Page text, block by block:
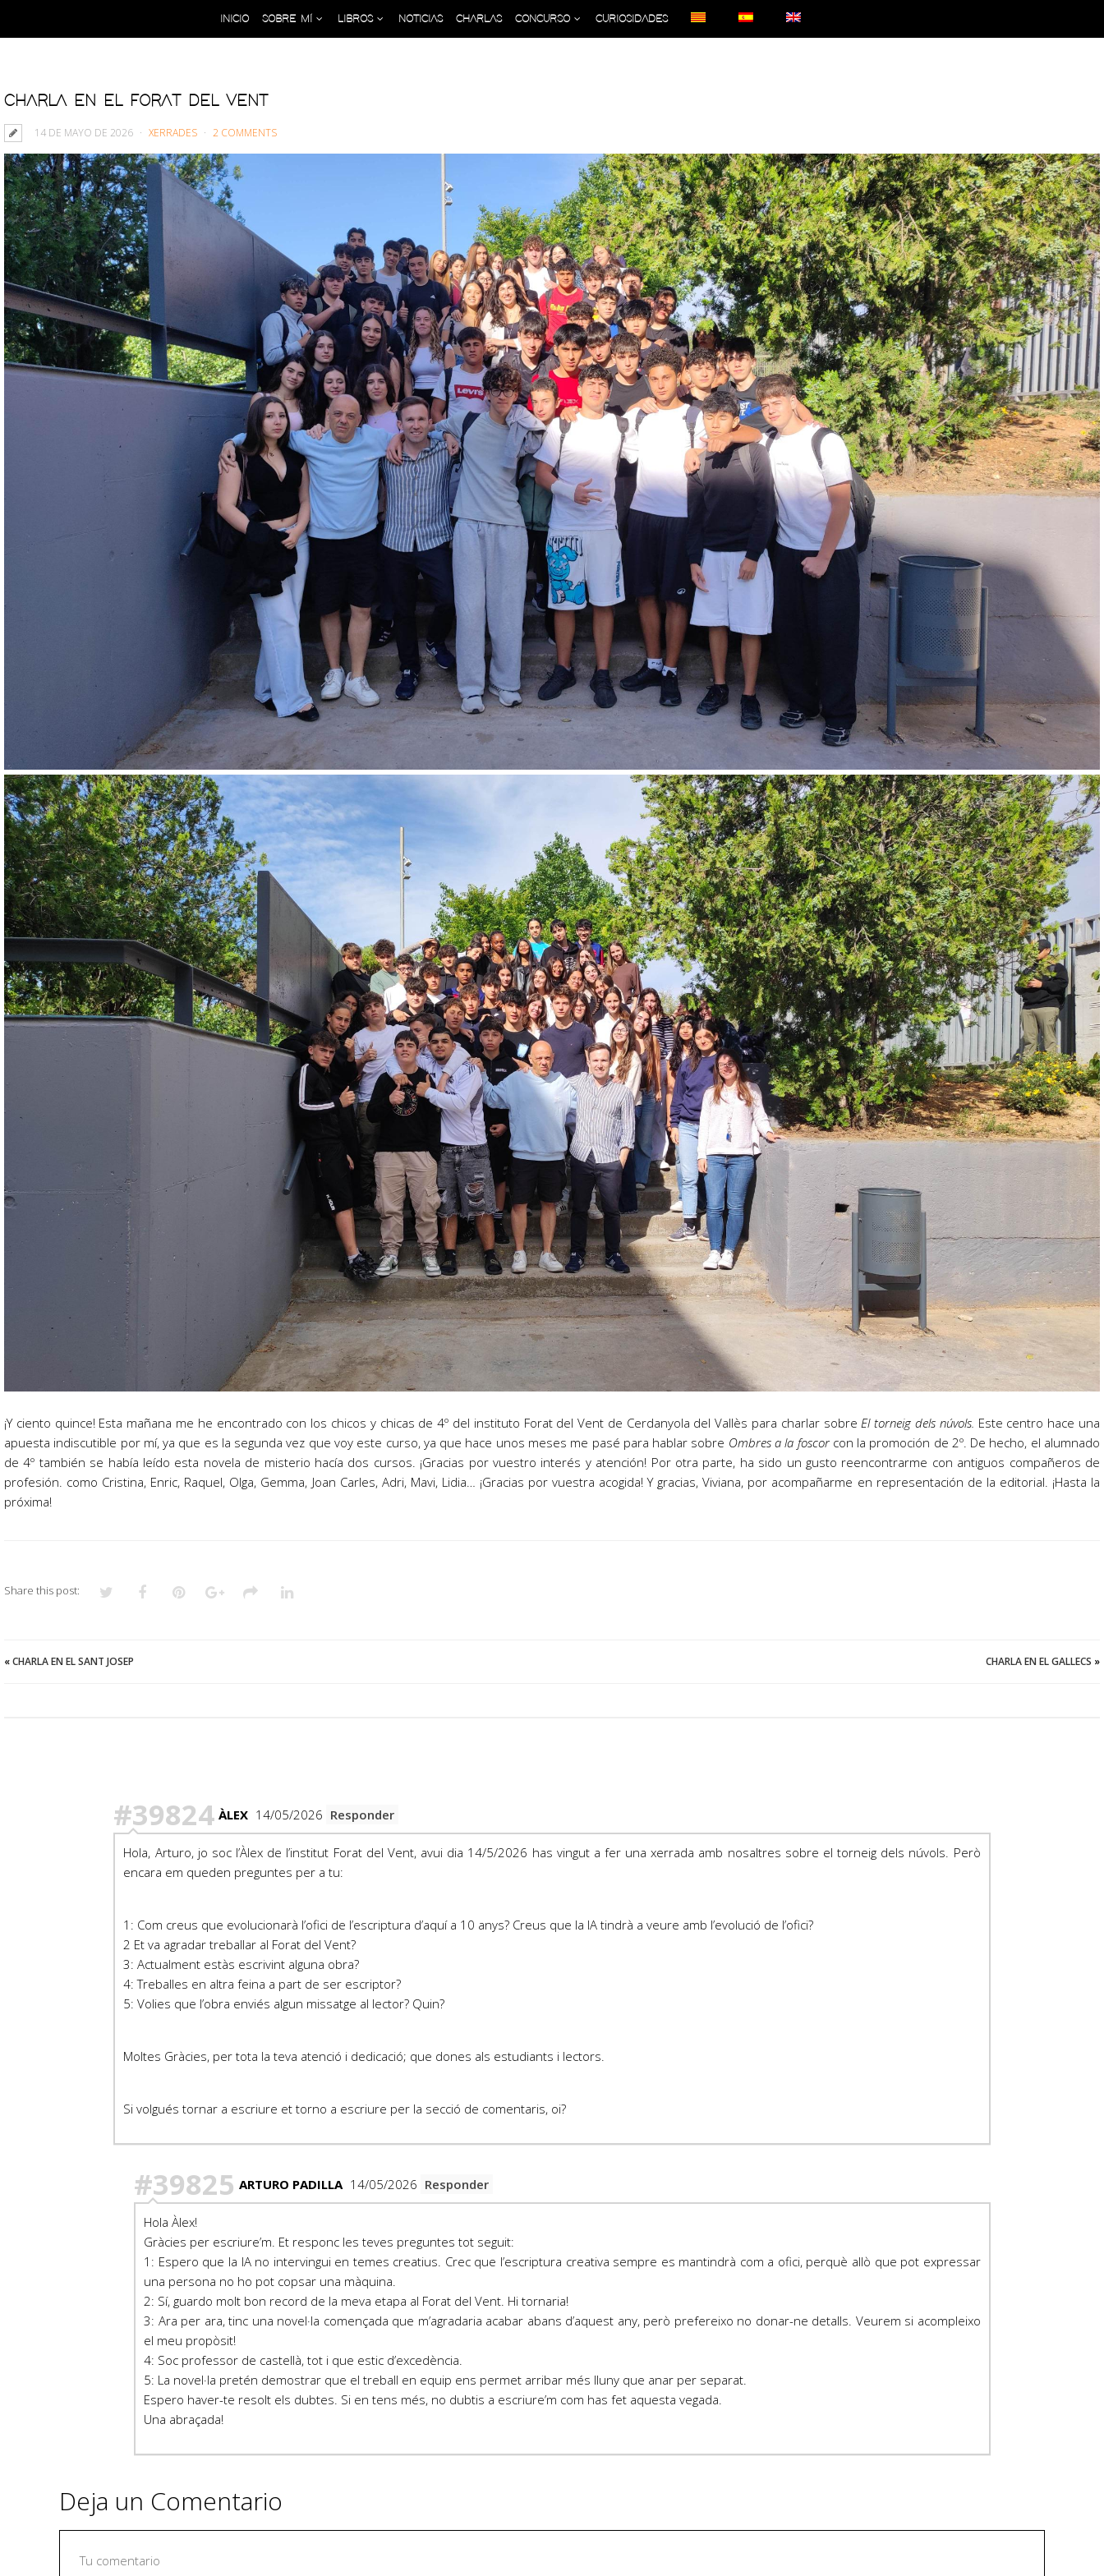
INICIO SOBRE MÍ LIBROS NOTICIAS CHARLAS CONCURSO CURIOSIDADES
CHARLA EN EL FORAT DEL VENT
14 DE MAYO DE 2026 XERRADES 2 COMMENTS
¡Y ciento quince! Esta mañana me he encontrado con los chicos y chicas de 4º del instituto Forat del Vent de Cerdanyola del Vallès para charlar sobre El torneig dels núvols. Este centro hace una
apuesta indiscutible por mí, ya que es la segunda vez que voy este curso, ya que hace unos meses me pasé para hablar sobre Ombres a la foscorcon la promoción de 2º. De hecho, el alumnado
de 4º también se había leído esta novela de misterio hacía dos cursos. ¡Gracias por vuestro interés y atención! Por otra parte, ha sido un gusto reencontrarme con antiguos compañeros de
profesión. como Cristina, Enric, Raquel, Olga, Gemma, Joan Carles, Adri, Mavi, Lidia… ¡Gracias por vuestra acogida! Y gracias, Viviana, por acompañarme en representación de la editorial. ¡Hasta la
próxima!
Share this post:
«CHARLA EN EL SANT JOSEP CHARLA EN EL GALLECS »
#39824 ÀLEX 14/05/2026 Responder
Hola, Arturo, jo soc l’Àlex de l’institut Forat del Vent, avui dia 14/5/2026 has vingut a fer una xerrada amb nosaltres sobre el torneig dels núvols. Però
encara em queden preguntes per a tu:
1: Com creus que evolucionarà l’ofici de l’escriptura d’aquí a 10 anys? Creus que la IA tindrà a veure amb l’evolució de l’ofici?
2 Et va agradar treballar al Forat del Vent?
3: Actualment estàs escrivint alguna obra?
4: Treballes en altra feina a part de ser escriptor?
5: Volies que l’obra enviés algun missatge al lector? Quin?
Moltes Gràcies, per tota la teva atenció i dedicació; que dones als estudiants i lectors.
Si volgués tornar a escriure et torno a escriure per la secció de comentaris, oi?
#39825 ARTURO PADILLA 14/05/2026 Responder
Hola Àlex!
Gràcies per escriure’m. Et responc les teves preguntes tot seguit:
1: Espero que la IA no intervingui en temes creatius. Crec que l’escriptura creativa sempre es mantindrà com a ofici, perquè allò que pot expressar
una persona no ho pot copsar una màquina.
2: Sí, guardo molt bon record de la meva etapa al Forat del Vent. Hi tornaria!
3: Ara per ara, tinc una novel·la començada que m’agradaria acabar abans d’aquest any, però prefereixo no donar-ne detalls. Veurem si acompleixo
el meu propòsit!
4: Soc professor de castellà, tot i que estic d’excedència.
5: La novel·la pretén demostrar que el treball en equip ens permet arribar més lluny que anar per separat.
Espero haver-te resolt els dubtes. Si en tens més, no dubtis a escriure’m com has fet aquesta vegada.
Una abraçada!
Deja un Comentario